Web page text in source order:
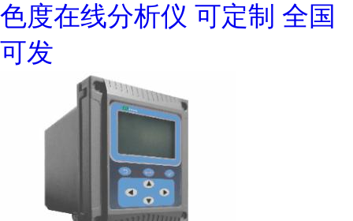
色度在线分析仪 可定制 全国
可发